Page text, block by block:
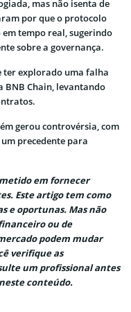
mas não isenta de
por que o protocolo
tempo real, sugerindo
sobre a governança.
ter explorado uma falha
BNB Chain, levantando
gerou controvérsia, com
precedente para
em fornecer
Este artigo tem como
e oportunas. Mas não
ou de
podem mudar
verifique as
um profissional antes
conteúdo.